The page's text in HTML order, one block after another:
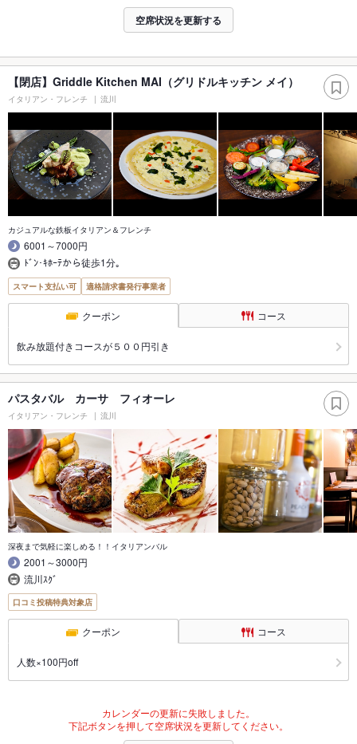
空席状況を更新する
【閉店】Griddle Kitchen MAI（グリドルキッチン メイ）
イタリアン・フレンチ 流川
カジュアルな鉄板イタリアン＆フレンチ
6001～7000円
ﾄﾞﾝ･ｷﾎｰﾃから徒歩1分｡
スマート支払い可 適格請求書発行事業者
クーポン コース
飲み放題付きコースが５００円引き
パスタバル カーサ フィオーレ
イタリアン・フレンチ 流川
深夜まで気軽に楽しめる！！イタリアンバル
2001～3000円
流川ｽｸﾞ
口コミ投稿特典対象店
クーポン コース
人数×100円off
カレンダーの更新に失敗しました。
下記ボタンを押して空席状況を更新してください。